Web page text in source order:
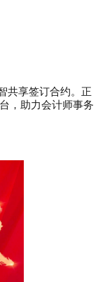
共享签订合约。正
，助力会计师事务